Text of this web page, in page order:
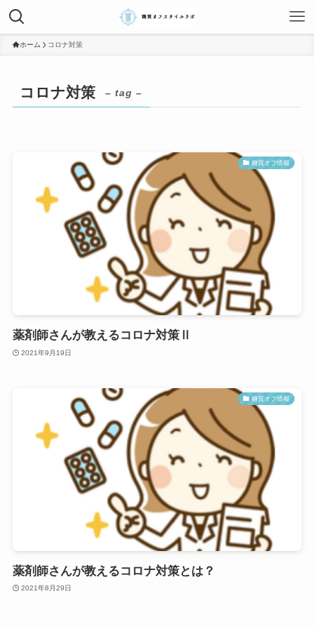
ホーム コロナ対策
コロナ対策 – tag –
糖質オフ情報
薬剤師さんが教えるコロナ対策Ⅱ
2021年9月19日
糖質オフ情報
薬剤師さんが教えるコロナ対策とは？
2021年8月29日